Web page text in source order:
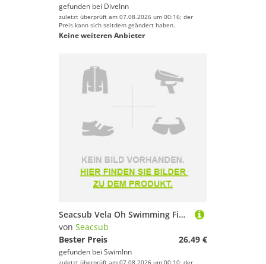
gefunden bei DiveInn
zuletzt überprüft am 07.08.2026 um 00:16; der
Preis kann sich seitdem geändert haben.
Keine weiteren Anbieter
Seacsub Vela Oh Swimming Fins Schwarz EU 36-38
von Seacsub
Bester Preis
26,49 €
gefunden bei SwimInn
zuletzt überprüft am 07.08.2026 um 00:10; der